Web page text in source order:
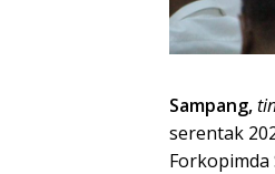
Sampang,
serentak